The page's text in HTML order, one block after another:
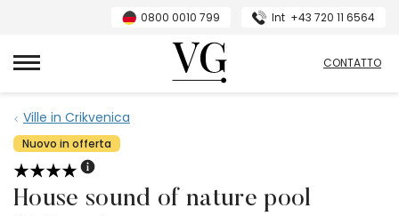
0800 0010 799 Int +43 720 11 6564
Villas Guide
CONTATTO
Ville in Crikvenica
Nuovo in offerta
House sound of nature pool